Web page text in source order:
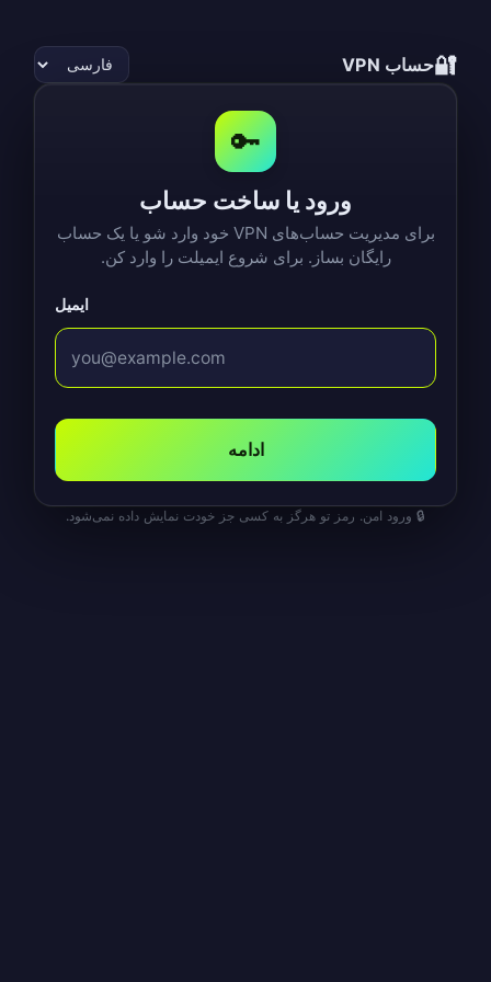
🔐حساب VPN
🔑
ورود یا ساخت حساب
برای مدیریت حساب‌های VPN خود وارد شو یا یک حساب
رایگان بساز. برای شروع ایمیلت را وارد کن.
ایمیل
ادامه
🔒 ورود امن. رمز تو هرگز به کسی جز خودت نمایش داده نمی‌شود.